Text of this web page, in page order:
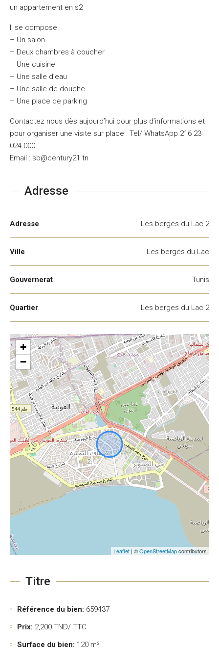
un appartement en s2
Il se compose:
– Un salon
– Deux chambres à coucher
– Une cuisine
– Une salle d’eau
– Une salle de douche
– Une place de parking
Contactez nous dès aujourd’hui pour plus d’informations et
pour organiser une visite sur place : Tel/ WhatsApp 216 23
024 000
Email : sb@century21.tn
Adresse
Adresse Les berges du Lac 2
Ville Les berges du Lac
Gouvernerat Tunis
Quartier Les berges du Lac 2
+
−
Leaflet | ©OpenStreetMapcontributors
Titre
Référence du bien: 659437
Prix: 2,200 TND/ TTC
Surface du bien: 120 m²